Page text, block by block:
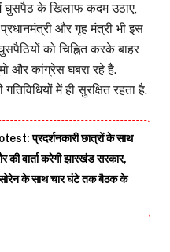
घुसपैठ के खिलाफ कदम उठाए,
और गृह मंत्री भी इस
को चिह्नित करके बाहर
और कांग्रेस घबरा रहे हैं.
में ही सुरक्षित रहता है.
प्रदर्शनकारी छात्रों के साथ
की वार्ता करेगी झारखंड सरकार,
के साथ चार घंटे तक बैठक के